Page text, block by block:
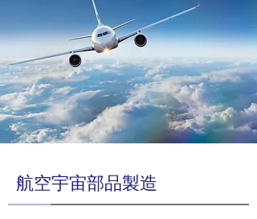
航空宇宙部品製造